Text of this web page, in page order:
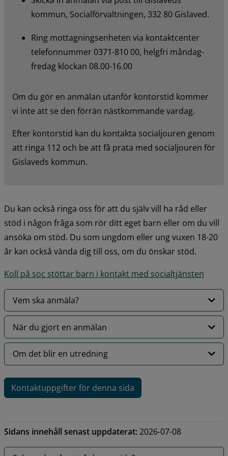
kommun, Socialförvaltningen, 332 80 Gislaved.
Ring mottagningsenheten via kontaktcenter
telefonnummer 0371-810 00, helgfri måndag-
fredag klockan 08.00-16.00
Om du gör en anmälan utanför kontorstid kommer
vi inte att se den förrän nästkommande vardag.
Efter kontorstid kan du kontakta socialjouren genom
att ringa 112 och be att få prata med socialjouren för
Gislaveds kommun.
Du kan också ringa oss för att du själv vill ha råd eller
stöd i någon fråga som rör ditt eget barn eller om du vill
ansöka om stöd. Du som ungdom eller ung vuxen 18-20
år kan också vända dig till oss, om du önskar stöd.
Koll på soc stöttar barn i kontakt med socialtjänsten
Vem ska anmäla?
När du gjort en anmälan
Om det blir en utredning
Kontaktuppgifter för denna sida
Sidans innehåll senast uppdaterat:2026-07-08